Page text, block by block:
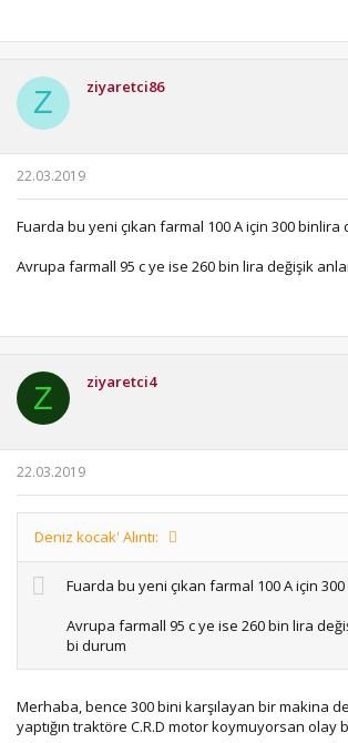
Z ziyaretci86
22.03.2019
Fuarda bu yeni çıkan farmal 100 A için 300 binlira
Avrupa farmall 95 c ye ise 260 bin lira değişik
Z ziyaretci4
22.03.2019
Deniz kocak' Alıntı:
Fuarda bu yeni çıkan farmal 100 A için
Avrupa farmall 95 c ye ise 260 bin lira
bi durum
Merhaba, bence 300 bini karşılayan bir makina
yaptığın traktöre C.R.D motor koymuyorsan olay